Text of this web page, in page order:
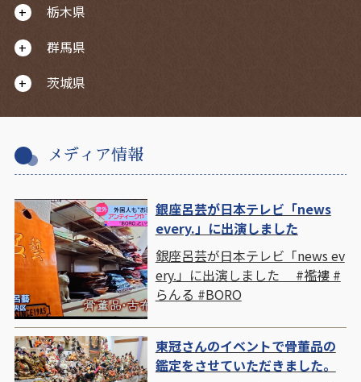
栃木県
群馬県
茨城県
メディア情報
銀座呂芸が日本テレビ「news
every.」に出演しました
銀座呂芸が日本テレビ「news ev
ery.」に出演しました #襤褸 #
らんる #BORO
東冠さんのイベントで骨董品の
鑑定をさせていただきました。